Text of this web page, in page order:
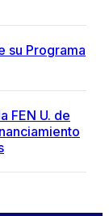
su Programa
FEN U. de